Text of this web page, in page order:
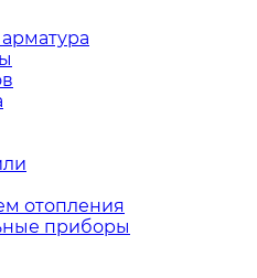
отопления
приборы